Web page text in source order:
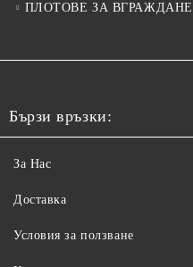
ПЛОТОВЕ ЗА ВГРАЖДАНЕ
Бързи връзки:
За Нас
Доставка
Условия за ползване